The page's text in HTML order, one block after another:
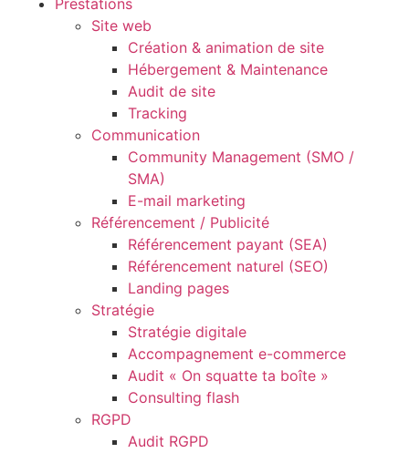
Prestations
Site web
Création & animation de site
Hébergement & Maintenance
Audit de site
Tracking
Communication
Community Management (SMO /
SMA)
E-mail marketing
Référencement / Publicité
Référencement payant (SEA)
Référencement naturel (SEO)
Landing pages
Stratégie
Stratégie digitale
Accompagnement e-commerce
Audit « On squatte ta boîte »
Consulting flash
RGPD
Audit RGPD